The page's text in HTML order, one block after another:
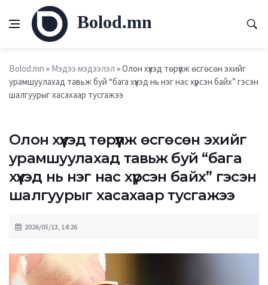
Bolod.mn
Bolod.mn » Мэдээ мэдээлэл » Олон хүүхэд төрүүлж өсгөсөн эхийг
урамшуулахад тавьж буй “бага хүүхэд нь нэг нас хүрсэн байх” гэсэн
шалгуурыг хасахаар тусгажээ
Олон хүүхэд төрүүлж өсгөсөн эхийг
урамшуулахад тавьж буй “бага
хүүхэд нь нэг нас хүрсэн байх” гэсэн
шалгуурыг хасахаар тусгажээ
2026/05/13, 14:26